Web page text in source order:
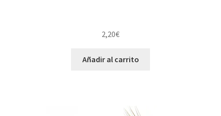
2,20€
Añadir al carrito